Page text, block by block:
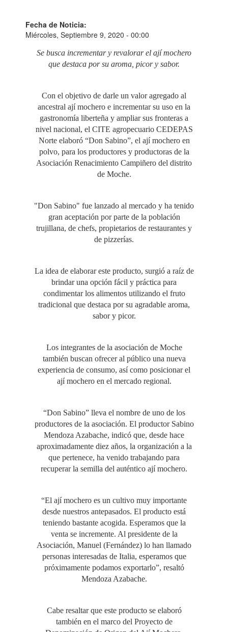
Fecha de Noticia:
Miércoles, Septiembre 9, 2020 - 00:00
Se busca incrementar y revalorar el ají mochero
que destaca por su aroma, picor y sabor.
Con el objetivo de darle un valor agregado al
ancestral ají mochero e incrementar su uso en la
gastronomía liberteña y ampliar sus fronteras a
nivel nacional, el CITE agropecuario CEDEPAS
Norte elaboró “Don Sabino”, el ají mochero en
polvo, para los productores y productoras de la
Asociación Renacimiento Campiñero del distrito
de Moche.
"Don Sabino" fue lanzado al mercado y ha tenido
gran aceptación por parte de la población
trujillana, de chefs, propietarios de restaurantes y
de pizzerías.
La idea de elaborar este producto, surgió a raíz de
brindar una opción fácil y práctica para
condimentar los alimentos utilizando el fruto
tradicional que destaca por su agradable aroma,
sabor y picor.
Los integrantes de la asociación de Moche
también buscan ofrecer al público una nueva
experiencia de consumo, así como posicionar el
ají mochero en el mercado regional.
“Don Sabino” lleva el nombre de uno de los
productores de la asociación. El productor Sabino
Mendoza Azabache, indicó que, desde hace
aproximadamente diez años, la organización a la
que pertenece, ha venido trabajando para
recuperar la semilla del auténtico ají mochero.
“El ají mochero es un cultivo muy importante
desde nuestros antepasados. El producto está
teniendo bastante acogida. Esperamos que la
venta se incremente. Al presidente de la
Asociación, Manuel (Fernández) lo han llamado
personas interesadas de Italia, esperamos que
próximamente podamos exportarlo”, resaltó
Mendoza Azabache.
Cabe resaltar que este producto se elaboró
también en el marco del Proyecto de